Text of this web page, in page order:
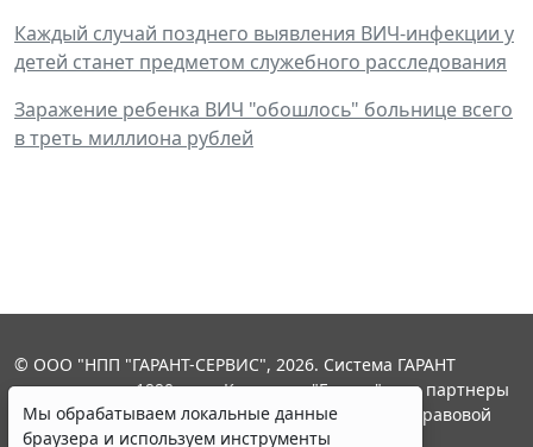
Каждый случай позднего выявления ВИЧ-инфекции у
детей станет предметом служебного расследования
Заражение ребенка ВИЧ "обошлось" больнице всего
в треть миллиона рублей
Мы обрабатываем локальные данные
браузера и используем инструменты
© ООО "НПП "ГАРАНТ-СЕРВИС", 2026. Система ГАРАНТ
выпускается с 1990 года. Компания "Гарант" и ее партнеры
являются участниками Российской ассоциации правовой
информации ГАРАНТ.